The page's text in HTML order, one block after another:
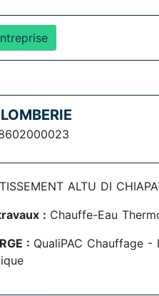
ALTU DI
: Chauffe-Eau
: QualiPAC Chauffage